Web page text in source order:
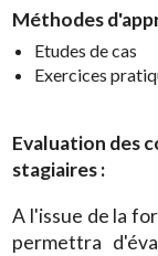
Méthodes
Etudes de cas
Exercices
Evaluation des
stagiaires :
A l'issue de la
permettra